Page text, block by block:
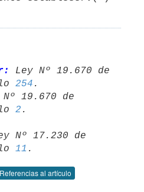
Ley Nº 19.670 de
254
19.670 de
2
Nº 17.230 de
11
Referencias al artículo